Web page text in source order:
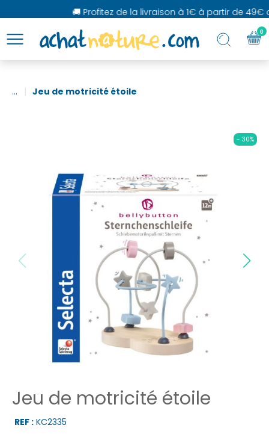
🚚 Profitez de la livraison à 1€ à partir de 49€
... Jeu de motricité étoile
- 30%
Jeu de motricité étoile
REF : KC2335
0